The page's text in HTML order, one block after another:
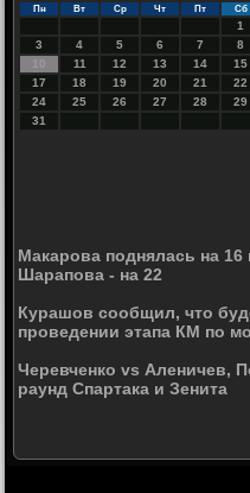
Пн Вт Ср Чт Пт Сб
1
3
4 5 6 7 8
10
11 12 13 14 15
17
18 19 20 21 22
24
25 26 27 28 29
31
Макарова поднялась на 16
Шарапова - на 22
Курашов сообщил, что
проведении этапа КМ по
Черевченко vs Аленичев,
раунд Спартака и Зенита